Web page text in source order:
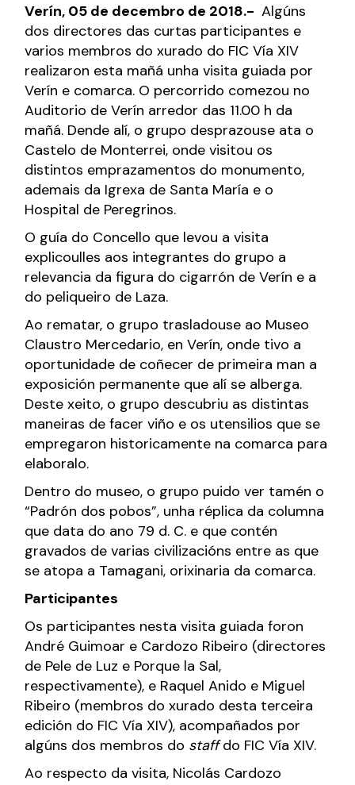
Verín, 05 de decembro de 2018.- Algúns
dos directores das curtas participantes e
varios membros do xurado do FIC Vía XIV
realizaron esta mañá unha visita guiada por
Verín e comarca. O percorrido comezou no
Auditorio de Verín arredor das 11.00 h da
mañá. Dende alí, o grupo desprazouse ata o
Castelo de Monterrei, onde visitou os
distintos emprazamentos do monumento,
ademais da Igrexa de Santa María e o
Hospital de Peregrinos.
O guía do Concello que levou a visita
explicoulles aos integrantes do grupo a
relevancia da figura do cigarrón de Verín e a
do peliqueiro de Laza.
Ao rematar, o grupo trasladouse ao Museo
Claustro Mercedario, en Verín, onde tivo a
oportunidade de coñecer de primeira man a
exposición permanente que alí se alberga.
Deste xeito, o grupo descubriu as distintas
maneiras de facer viño e os utensilios que se
empregaron historicamente na comarca para
elaboralo.
Dentro do museo, o grupo puido ver tamén o
“Padrón dos pobos”, unha réplica da columna
que data do ano 79 d. C. e que contén
gravados de varias civilizacións entre as que
se atopa a Tamagani, orixinaria da comarca.
Participantes
Os participantes nesta visita guiada foron
André Guimoar e Cardozo Ribeiro (directores
de Pele de Luz e Porque la Sal,
respectivamente), e Raquel Anido e Miguel
Ribeiro (membros do xurado desta terceira
edición do FIC Vía XIV), acompañados por
algúns dos membros do staffdo FIC Vía XIV.
Ao respecto da visita, Nicolás Cardozo